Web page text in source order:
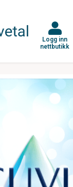
Logg inn
nettbutikk